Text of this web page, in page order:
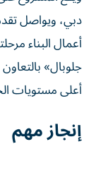
دبي، ويواصل
أعمال البناء
جلوبال»
أعلى مستويات
إنجاز مهم